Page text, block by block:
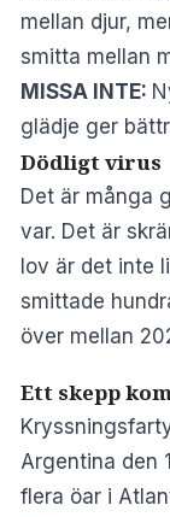
mellan djur,
smitta mellan
MISSA INTE:
glädje ger
Dödligt virus
Det är många
var. Det är
lov är det inte
smittade
över mellan
Ett skepp
Argentina den
flera öar i